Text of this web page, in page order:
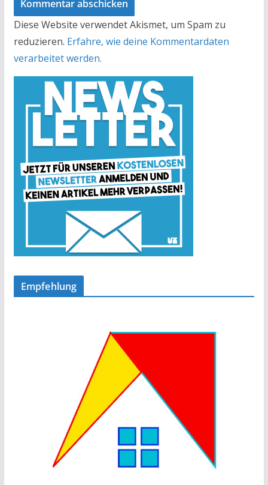
Diese Website verwendet Akismet, um Spam zu
reduzieren. Erfahre, wie deine Kommentardaten
verarbeitet werden.
Empfehlung